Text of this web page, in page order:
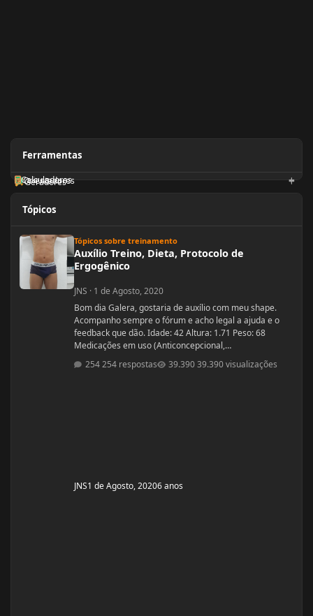
Ferramentas
Geradores
Orientadores
Calculadoras
Tópicos
Tópicos sobre treinamento
Auxílio Treino, Dieta, Protocolo de
Ergogênico
JNS · 1 de Agosto, 2020
Bom dia Galera, gostaria de auxílio com meu shape.
Acompanho sempre o fórum e acho legal a ajuda e o
feedback que dão. Idade: 42 Altura: 1.71 Peso: 68
Medicações em uso (Anticoncepcional,
antidepressivo,anti hipertensivo, etc...): nenhuma
Problemas de Saúde e história de cirurgias: nenhuma
254 respostas 39.390 visualizações
JNS1 de Agosto, 20206 anos